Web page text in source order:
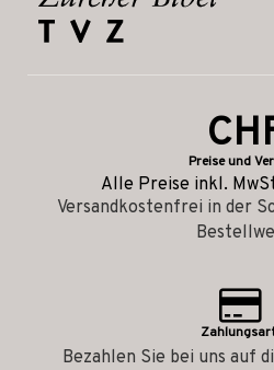
Preise und
Alle Preise inkl.
Versandkostenfrei in der
Bezahlen Sie bei uns auf